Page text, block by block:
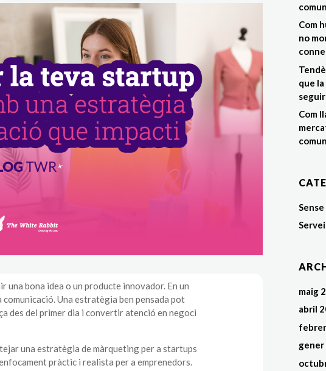
una bona idea o un producte innovador. En un
Una estratègia ben pensada pot
des del primer dia i convertir atenció en negoci
una estratègia de màrqueting per a startups
pràctic i realista per a emprenedors.
Com
no
que
Com
maig
abril